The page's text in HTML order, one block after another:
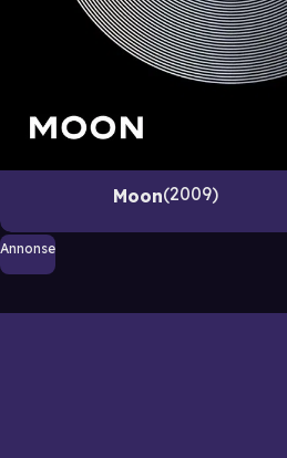
Moon 2009
Annonse